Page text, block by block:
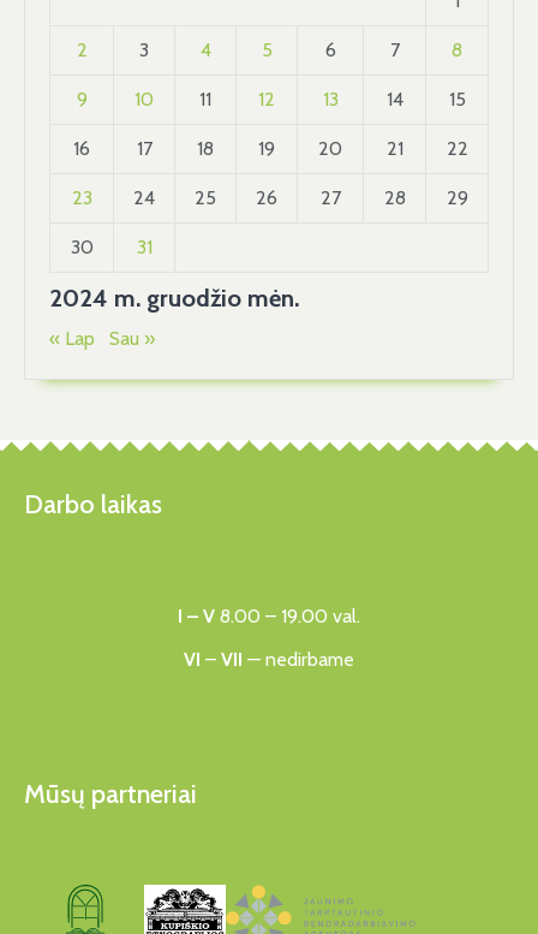
🥋
🥊
⛸️
⚽️
Kodo
🫣
2024 m. gruodžio mėn.
2 3 4 5 6 7 8
9 10 11 12 13 14 15
16 17 18 19 20 21 22
23 24 25 26 27 28 29
30 31
« Lap Sau »
Darbo laikas
I – V 8.00 – 19.00 val.
VI – VII — nedirbame
Mūsų partneriai